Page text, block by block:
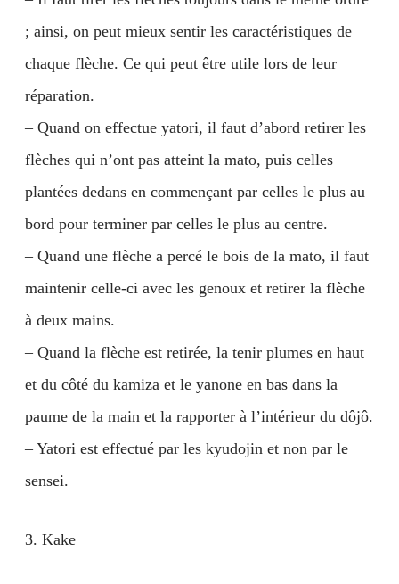
; ainsi, on peut mieux sentir les caractéristiques de
chaque flèche. Ce qui peut être utile lors de leur
réparation.
– Quand on effectue yatori, il faut d’abord retirer les
flèches qui n’ont pas atteint la mato, puis celles
plantées dedans en commençant par celles le plus au
bord pour terminer par celles le plus au centre.
– Quand une flèche a percé le bois de la mato, il faut
maintenir celle-ci avec les genoux et retirer la flèche
à deux mains.
– Quand la flèche est retirée, la tenir plumes en haut
et du côté du kamiza et le yanone en bas dans la
paume de la main et la rapporter à l’intérieur du dôjô.
– Yatori est effectué par les kyudojin et non par le
sensei.
3. Kake